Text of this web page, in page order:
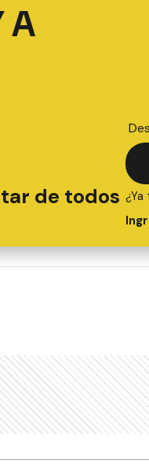
A
de todos